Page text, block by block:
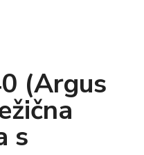
(Argus
s